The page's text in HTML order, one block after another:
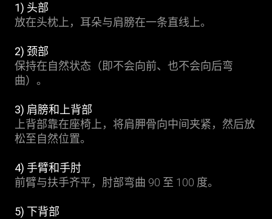
1) 头部
放在头枕上，耳朵与肩膀在一条直线上。
2) 颈部
保持在自然状态（即不会向前、也不会向后弯
曲）。
3) 肩膀和上背部
上背部靠在座椅上，将肩胛骨向中间夹紧，然后放
松至自然位置。
4) 手臂和手肘
前臂与扶手齐平，肘部弯曲 90 至 100 度。
5) 下背部